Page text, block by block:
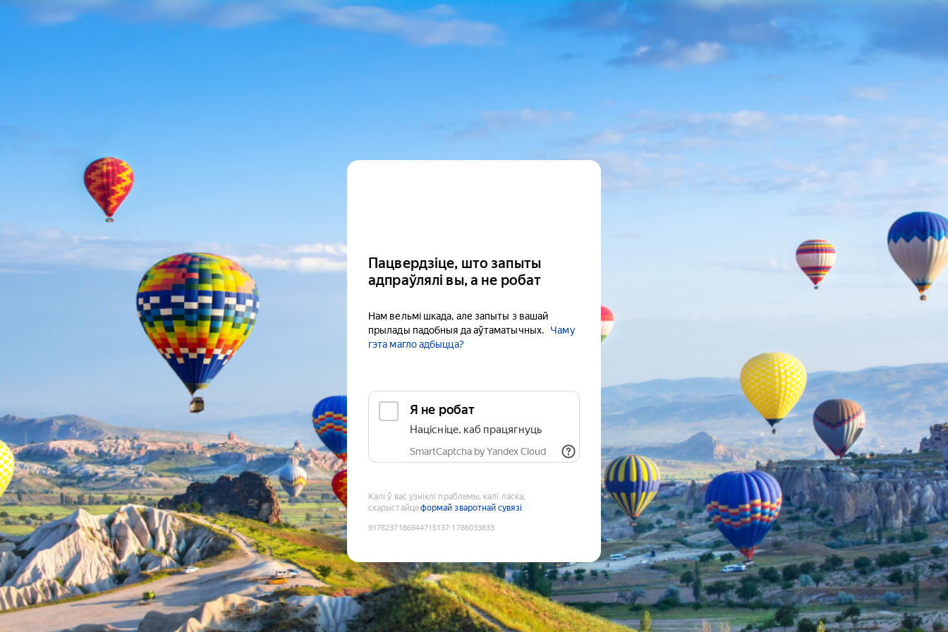
Пацвердзіце, што запыты
адпраўлялі вы, а не робат
Нам вельмі шкада, але запыты з вашай
прылады падобныя да аўтаматычных.
Чаму
гэта магло адбыцца?
Я не робат
Націсніце, каб працягнуць
SmartCaptcha by Yandex Cloud
Калі ў вас узніклі праблемы, калі ласка,
скарыстайцеформай зваротнай сувязі
9178237186944715137:1786033833